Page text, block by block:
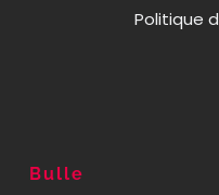
Bulle
Politique